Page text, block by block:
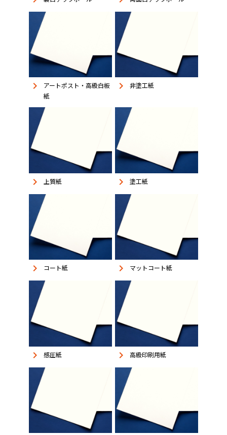
keyboard_arrow_right
アートポスト・高級白板
紙
keyboard_arrow_right 非塗工紙
keyboard_arrow_right 上質紙 keyboard_arrow_right 塗工紙
keyboard_arrow_right コート紙 keyboard_arrow_right マットコート紙
keyboard_arrow_right 感圧紙 keyboard_arrow_right 高級印刷用紙